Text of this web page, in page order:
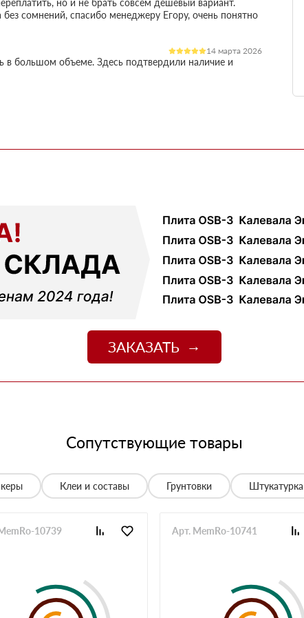
сомнений, спасибо менеджеру Егору, очень понятно
14 марта 2026
в большом объеме. Здесь подтвердили наличие и
но отношение нормальное, наверное будем
покупал, быстро отработали заявку и уже на
12 октября 2025
с другими поставщиками, здесь получилось
муж принял доставку и только потом оплатил
01 сентября 2025
и больше сказать нечего, четко и по делу
Денис объяснил разницу между материалами и
Доставили без задержек
13 июня 2025
менеджеру Алёне с организацией доставки с
28 мая 2025
нет, работаю уже напрямую с менеджером, что удобно.
20 мая 2025
неделе получили вторую. Всё супер
объяснил нормально. Забрали без проблем,
ЗАКАЗАТЬ
Сопутствующие товары
Клеи и составы Грунтовки Штукатурка
10739 Арт. MemRo-10741